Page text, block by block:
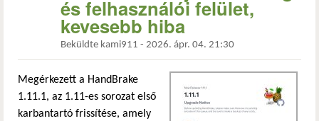
és felhasználói felület,
kevesebb hiba
Beküldte kami911 - 2026. ápr. 04. 21:30
Megérkezett a HandBrake
1.11.1, az 1.11-es sorozat első
karbantartó frissítése, amely